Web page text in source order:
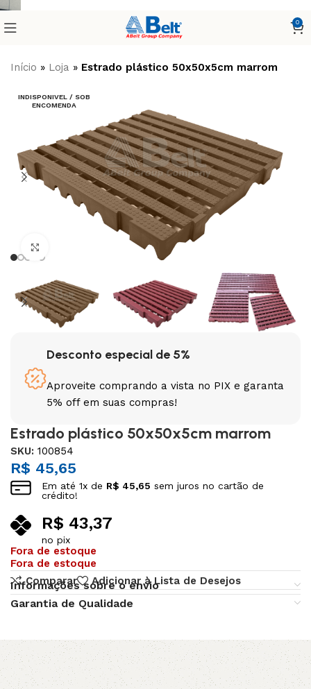
0
Início » Loja » Estrado plástico 50x50x5cm marrom
INDISPONIVEL / SOB
ENCOMENDA
Clique para ampliar
Desconto especial de 5%
Aproveite comprando a vista no PIX e garanta
5% off em suas compras!
Estrado plástico 50x50x5cm marrom
SKU:100854
R$ 45,65
Em até1x de R$ 45,65 sem juros no cartão de
crédito!
R$ 43,37
no pix
Fora de estoque
Fora de estoque
Comparar
Adicionar à Lista de Desejos
Informações sobre o envio
Garantia de Qualidade